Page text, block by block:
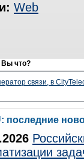
Web
Вы что?
связи, в
последние